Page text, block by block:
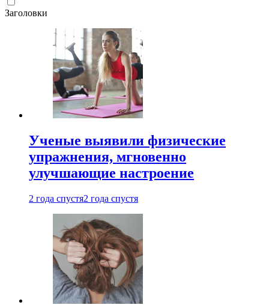
Заголовки
Ученые выявили физические
упражнения, мгновенно
улучшающие настроение
2 года спустя2 года спустя